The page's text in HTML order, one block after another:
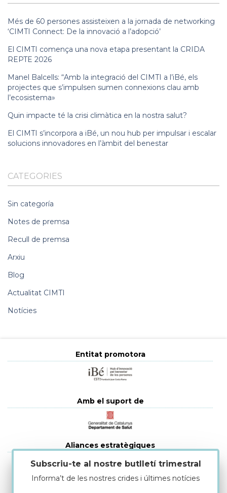
Més de 60 persones assisteixen a la jornada de networking
‘CIMTI Connect: De la innovació a l’adopció’
El CIMTI comença una nova etapa presentant la CRIDA
REPTE 2026
Manel Balcells: “Amb la integració del CIMTI a l’iBé, els
projectes que s’impulsen sumen connexions clau amb
l’ecosistema»
Quin impacte té la crisi climàtica en la nostra salut?
El CIMTI s’incorpora a iBé, un nou hub per impulsar i escalar
solucions innovadores en l’àmbit del benestar
CATEGORIES
Sin categoría
Notes de premsa
Recull de premsa
Arxiu
Blog
Actualitat CIMTI
Notícies
Entitat promotora
Amb el suport de
Aliances estratègiques
Subscriu-te al nostre butlletí trimestral
Informa’t de les nostres crides i últimes notícies